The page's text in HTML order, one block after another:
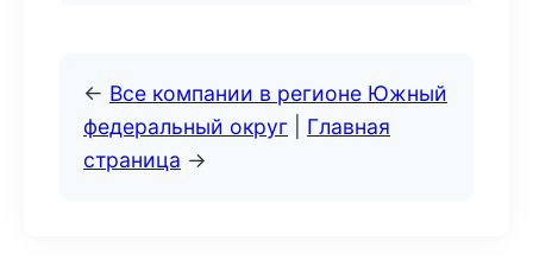
← Все компании в регионе Южный
федеральный округ
Главная
страница →